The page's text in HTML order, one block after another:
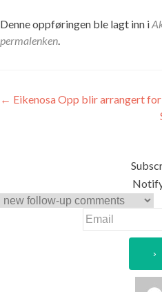
Denne oppføringen ble lagt inn i
permalenken.
← Eikenosa Opp blir arrangert